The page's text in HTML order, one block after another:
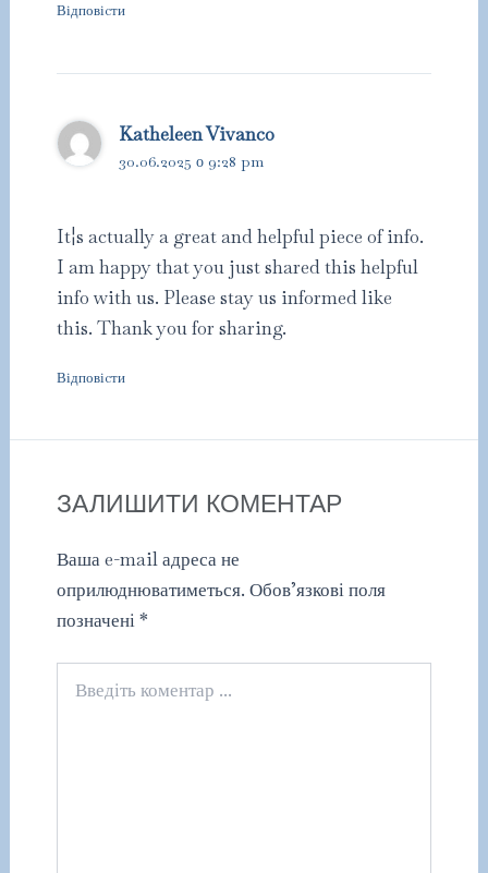
Відповіcти
Katheleen Vivanco
30.06.2025 о 9:28 pm
It¦s actually a great and helpful piece of info.
I am happy that you just shared this helpful
info with us. Please stay us informed like
this. Thank you for sharing.
Відповіcти
ЗАЛИШИТИ КОМЕНТАР
Ваша e-mail адреса не
оприлюднюватиметься. Обов’язкові поля
позначені*
коментар